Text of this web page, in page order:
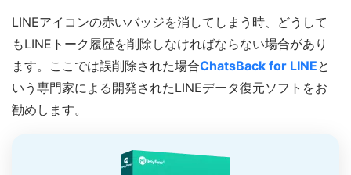
LINEアイコンの赤いバッジを消してしまう時、どうして
もLINEトーク履歴を削除しなければならない場合があり
ます。ここでは誤削除された場合ChatsBack for LINEと
いう専門家による開発されたLINEデータ復元ソフトをお
勧めします。